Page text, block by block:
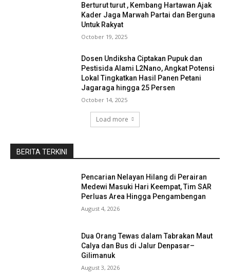
Berturut turut , Kembang Hartawan Ajak
Kader Jaga Marwah Partai dan Berguna
Untuk Rakyat
October 19, 2025
Dosen Undiksha Ciptakan Pupuk dan
Pestisida Alami L2Nano, Angkat Potensi
Lokal Tingkatkan Hasil Panen Petani
Jagaraga hingga 25 Persen
October 14, 2025
Load more
BERITA TERKINI
Pencarian Nelayan Hilang di Perairan
Medewi Masuki Hari Keempat, Tim SAR
Perluas Area Hingga Pengambengan
August 4, 2026
Dua Orang Tewas dalam Tabrakan Maut
Calya dan Bus di Jalur Denpasar–
Gilimanuk
August 3, 2026